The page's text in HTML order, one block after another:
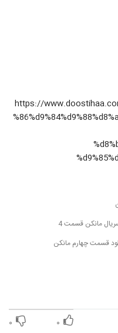
https://
مانکن قسمت 4
قسمت چهارم مانکن
۰ ۰